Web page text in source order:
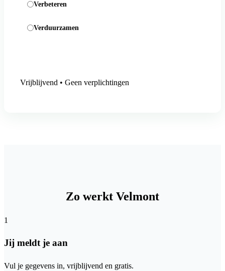
Verbeteren
Verduurzamen
Vrijblijvend • Geen verplichtingen
Zo werkt Velmont
1
Jij meldt je aan
Vul je gegevens in, vrijblijvend en gratis.